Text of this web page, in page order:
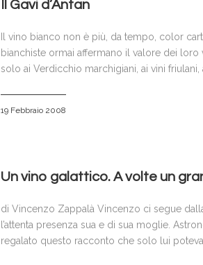
Il Gavi d’Antan
Il vino bianco non è più, da tempo, color
bianchiste ormai affermano il valore dei loro
solo ai Verdicchio marchigiani, ai vini friulani,
19 Febbraio 2008
Un vino galattico. A volte un
di Vincenzo Zappalà Vincenzo ci segue
l’attenta presenza sua e di sua moglie.
regalato questo racconto che solo lui poteva